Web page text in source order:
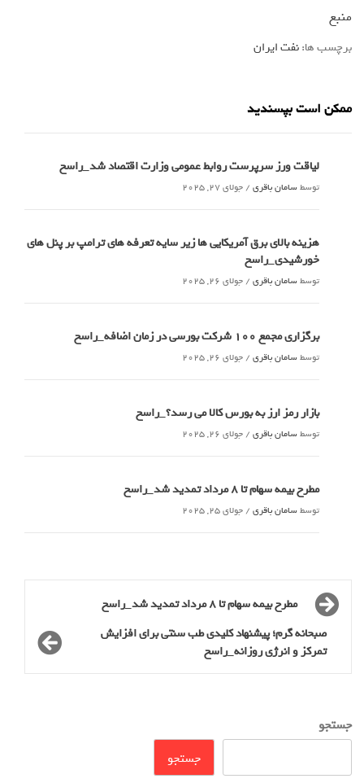
منبع
برچسب ها:نفت ایران
ممکن است بپسندید
لیاقت ورز سرپرست روابط عمومی وزارت اقتصاد شد_راسخ
توسطسامان باقری / جولای 27, 2025
هزینه بالای برق آمریکایی ها زیر سایه تعرفه های ترامپ بر پنل های
خورشیدی_راسخ
توسطسامان باقری / جولای 26, 2025
برگزاری مجمع 100 شرکت بورسی در زمان اضافه_راسخ
توسطسامان باقری / جولای 26, 2025
بازار رمز ارز به بورس کالا می رسد؟_راسخ
توسطسامان باقری / جولای 26, 2025
مطرح بیمه سهام تا 8 مرداد تمدید شد_راسخ
توسطسامان باقری / جولای 25, 2025
مطرح بیمه سهام تا 8 مرداد تمدید شد_راسخ
صبحانه گرم؛ پیشنهاد کلیدی طب سنتی برای افزایش
تمرکز و انرژی روزانه_راسخ
جستجو
جستجو